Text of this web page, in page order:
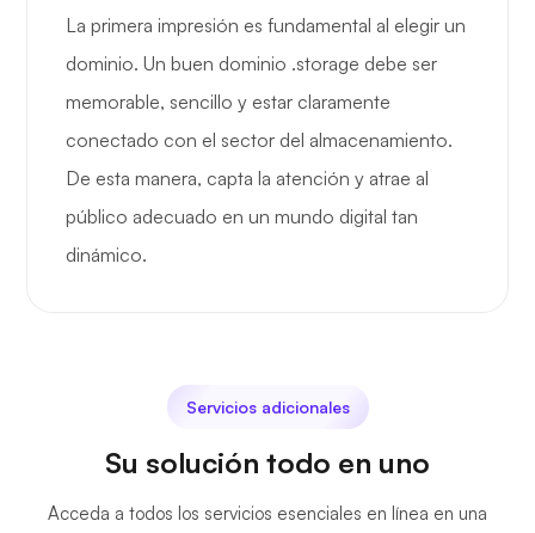
La primera impresión es fundamental al elegir un
dominio. Un buen dominio .storage debe ser
memorable, sencillo y estar claramente
conectado con el sector del almacenamiento.
De esta manera, capta la atención y atrae al
público adecuado en un mundo digital tan
dinámico.
Servicios adicionales
Su solución todo en uno
Acceda a todos los servicios esenciales en línea en una